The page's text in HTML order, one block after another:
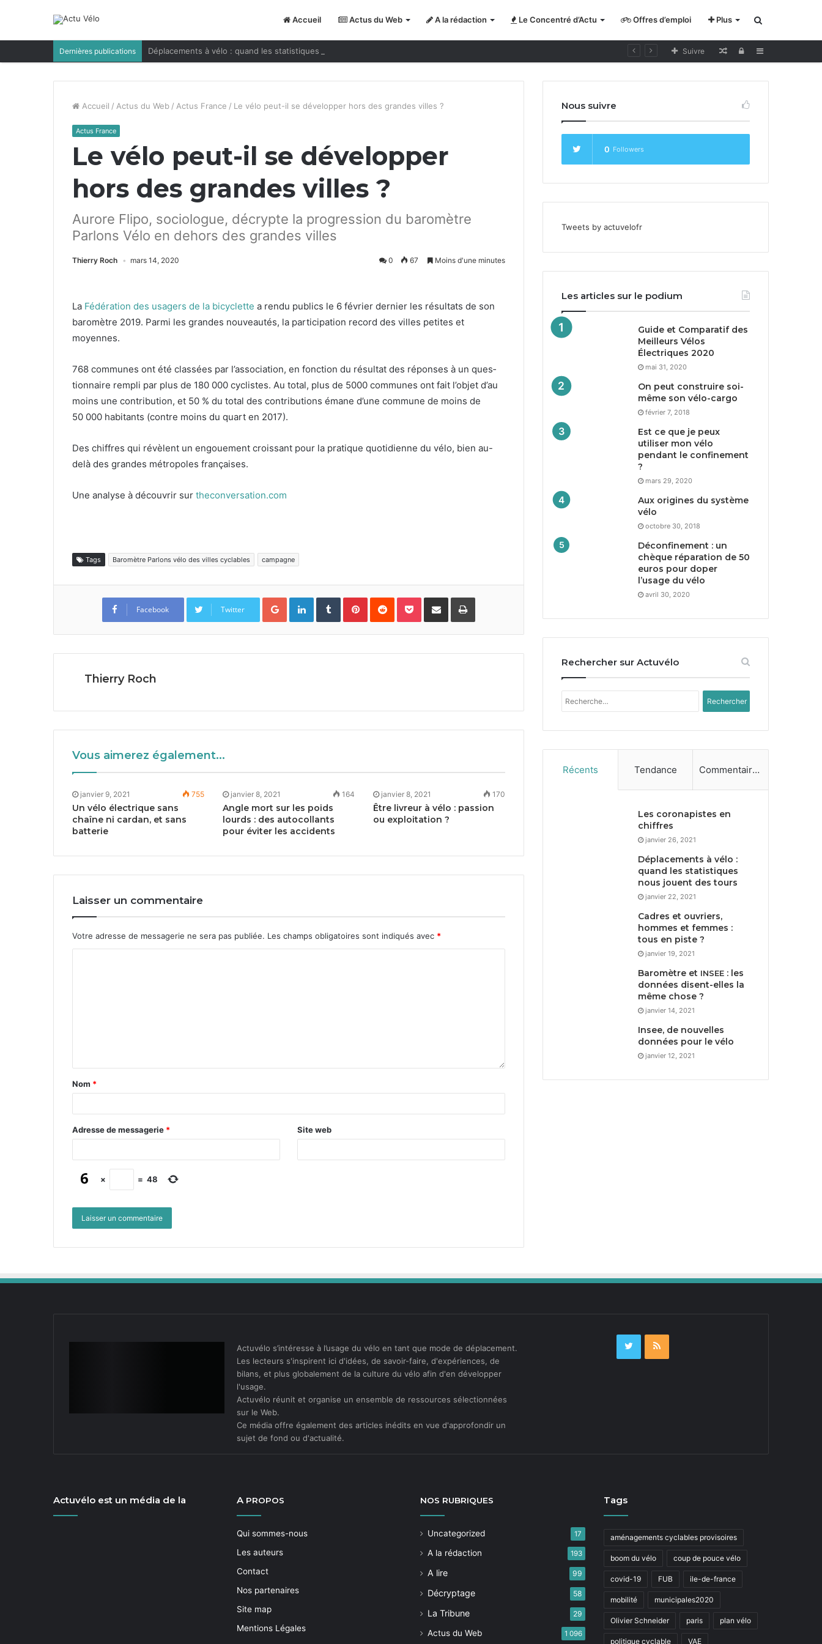
Accueil Actus du Web A la rédaction Le Concentré d’Actu Offres d’emploi Plus
Dernières publications Déplacements à vélo : quand les statistiques nous jouent des tours Sidebar
Se
Lecture
Suivre
Accueil / Actus du Web / Actus France / Le vélo peut-il se développer hors des grandes villes ?
Actus France
Le vélo peut-il se développer
hors des grandes villes ?
Aurore Flipo, sociologue, décrypte la progression du baromètre
Parlons Vélo en dehors des grandes villes
Thierry Roch mars 14, 2020 0 67 Moins d'une minutes
La Fédéra­tion des usagers de la bicy­clette a ren­du publics le 6 févri­er dernier les résul­tats de son
baromètre 2019. Par­mi les grandes nou­veautés, la par­tic­i­pa­tion record des villes petites et
moyennes.
768 com­munes ont été classées par l’association, en fonc­tion du résul­tat des répons­es à un ques­
tion­naire rem­pli par plus de 180 000 cyclistes. Au total, plus de 5000 com­munes ont fait l’objet d’au
moins une con­tri­bu­tion, et 50 % du total des con­tri­bu­tions émane d’une com­mune de moins de
50 000 habi­tants (con­tre moins du quart en 2017).
Des chiffres qui révè­lent un engoue­ment crois­sant pour la pra­tique quo­ti­di­enne du vélo, bien au-
delà des grandes métrop­o­les français­es.
Une analyse à décou­vrir sur theconversation.com
Tags Baromètre Parlons vélo des villes cyclables campagne
Facebook Twitter
Google+LinkedInTumblr PinterestReddit Pocket Partager par courriel
Thierry Roch
Vous aimerez également...
janvier 9, 2021 755
Un vélo électrique sans
chaîne ni cardan, et sans
batterie
janvier 8, 2021 164
Angle mort sur les poids
lourds : des autocollants
pour éviter les accidents
janvier 8, 2021 170
Être livreur à vélo : passion
ou exploitation ?
Laisser un commentaire
Votre adresse de messagerie ne sera pas publiée. Les champs obligatoires sont indiqués avec *
Nom *
Adresse de messagerie * Site web
× = 48
Nous suivre
0 Followers
Tweets by actuvelofr
Les articles sur le podium
Guide et Comparatif des
Meilleurs Vélos
Électriques2020
mai 31, 2020
On peut construire soi-
même son vélo-cargo
février 7, 2018
Est ce que je peux
utiliser mon vélo
pendant le confinement
?
mars 29, 2020
Aux origines du système
vélo
octobre 30, 2018
Déconfinement : un
chèque réparation de50
euros pour doper
l’usage du vélo
avril 30, 2020
Rechercher sur Actuvélo
Rechercher :
Récents Tendance Commentaires
Les coronapistes en
chiffres
janvier 26, 2021
Déplacements à vélo :
quand les statistiques
nous jouent des tours
janvier 22, 2021
Cadres et ouvriers,
hommes et femmes :
tous en piste ?
janvier 19, 2021
Baromètre et INSEE : les
données disent-elles la
même chose ?
janvier 14, 2021
Insee, de nouvelles
données pour le vélo
janvier 12, 2021
Actuvélo s’intéresse à l’usage du vélo en tant que mode de déplacement.
Les lecteurs s'inspirent ici d'idées, de savoir-faire, d'expériences, de
bilans, et plus globalement de la culture du vélo afin d'en développer
l'usage.
Actuvélo réunit et organise un ensemble de ressources sélectionnées
sur le Web.
Ce média offre également des articles inédits en vue d'approfondir un
sujet de fond ou d'actualité.
Actuvélo est un média de la A PROPOS
Qui sommes-nous
Les auteurs
Contact
Nos partenaires
Site map
Mentions Légales
NOS RUBRIQUES
Uncategorized 17
A la rédaction 193
A lire 99
Décryptage 58
La Tribune 29
Actus du Web 1 096
Tags
aménagements cyclables provisoires
boom du vélo coup de pouce vélo
covid-19 FUB ile-de-france
mobilité municipales2020
Olivier Schneider paris plan vélo
politique cyclable VAE